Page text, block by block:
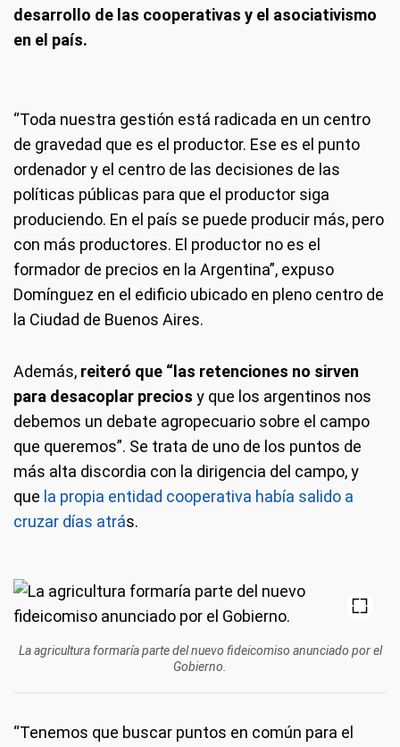
desarrollo de las cooperativas y el asociativismo
en el país.
“Toda nuestra gestión está radicada en un centro
de gravedad que es el productor. Ese es el punto
ordenador y el centro de las decisiones de las
políticas públicas para que el productor siga
produciendo. En el país se puede producir más, pero
con más productores. El productor no es el
formador de precios en la Argentina”, expuso
Domínguez en el edificio ubicado en pleno centro de
la Ciudad de Buenos Aires.
Además, reiteró que “las retenciones no sirven
para desacoplar precios y que los argentinos nos
debemos un debate agropecuario sobre el campo
que queremos”. Se trata de uno de los puntos de
más alta discordia con la dirigencia del campo, y
que la propia entidad cooperativa había salido a
cruzar días atrás.
La agricultura formaría parte del nuevo fideicomiso anunciado por el
Gobierno.
“Tenemos que buscar puntos en común para el